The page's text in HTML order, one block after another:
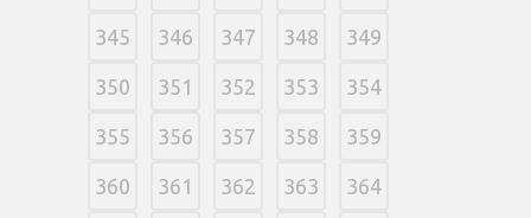
345 346 347 348 349
350 351 352 353 354
355 356 357 358 359
360 361 362 363 364